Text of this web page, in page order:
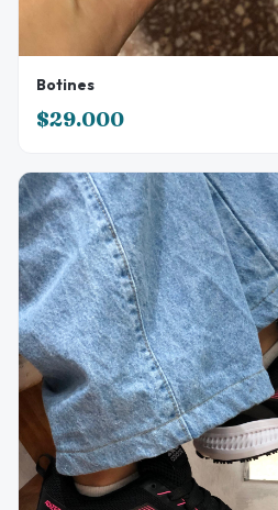
Botines
$29.000